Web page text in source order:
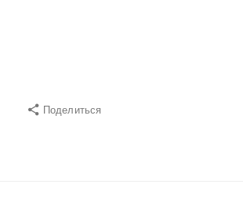
Поделиться